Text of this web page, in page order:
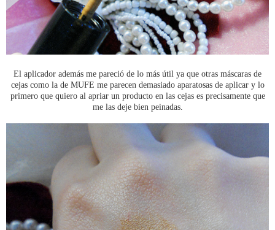
El aplicador además me pareció de lo más útil ya que otras máscaras de
cejas como la de MUFE me parecen demasiado aparatosas de aplicar y lo
primero que quiero al apriar un producto en las cejas es precisamente que
me las deje bien peinadas.